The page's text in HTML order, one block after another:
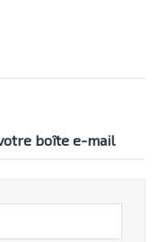
votre boîte e-mail